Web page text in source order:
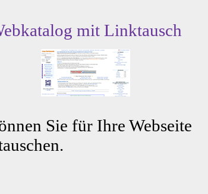
mit Linktausch
Sie für Ihre Webseite